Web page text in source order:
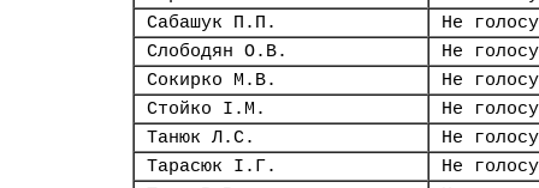
Сабашук П.П.
Не
Слободян О.В.
Не
Сокирко М.В.
Не
Стойко І.М.
Не
Танюк Л.С.
Не
Тарасюк І.Г.
Не